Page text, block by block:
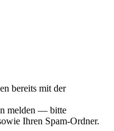
bereits mit der
melden — bitte
Ihren Spam-Ordner.